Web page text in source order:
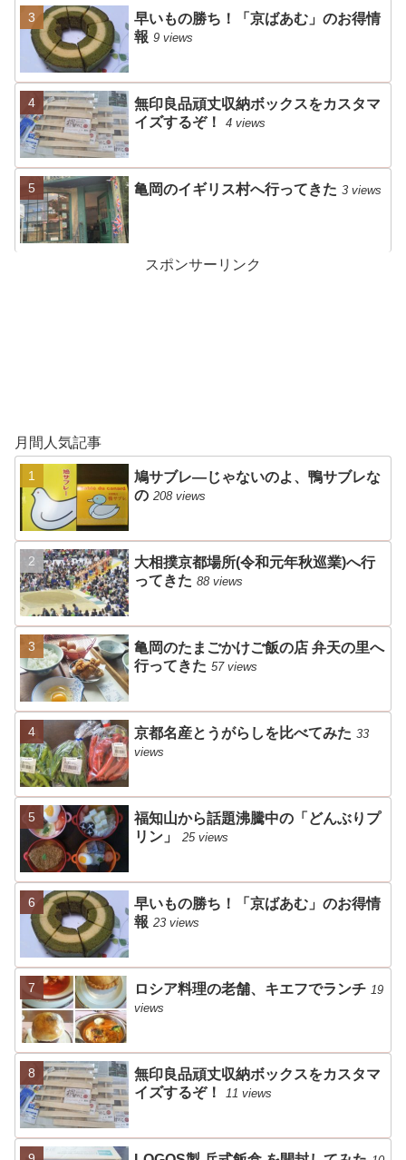
早いもの勝ち！「京ばあむ」のお得情
報 9 views
無印良品頑丈収納ボックスをカスタマ
イズするぞ！
4 views
亀岡のイギリス村へ行ってきた 3 views
スポンサーリンク
月間人気記事
鳩サブレ―じゃないのよ、鴨サブレな
の 208 views
大相撲京都場所(令和元年秋巡業)へ行
ってきた 88 views
亀岡のたまごかけご飯の店 弁天の里へ
行ってきた 57 views
京都名産とうがらしを比べてみた 33
views
福知山から話題沸騰中の「どんぶりプ
リン」
25 views
早いもの勝ち！「京ばあむ」のお得情
報 23 views
ロシア料理の老舗、キエフでランチ 19
views
無印良品頑丈収納ボックスをカスタマ
イズするぞ！
11 views